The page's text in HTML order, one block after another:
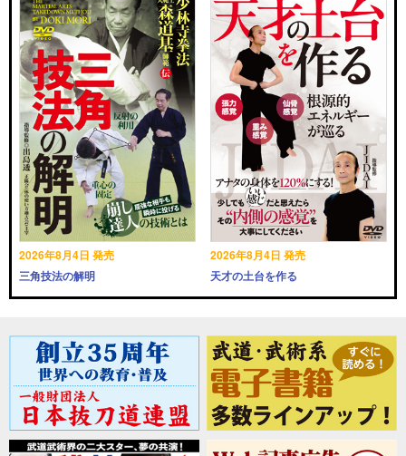
2026年8月4日 発売
三角技法の解明
2026年8月4日 発売
天才の土台を作る